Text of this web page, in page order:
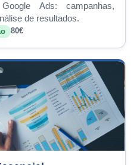
Ads: campanhas,
de resultados.
80€